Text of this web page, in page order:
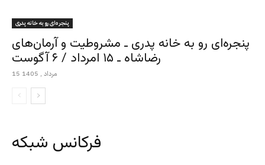
پنجره‌ای رو به خانه پدری
پنجره‌ای رو به خانه پدری ـ مشروطیت و آرمان‌های
رضاشاه ـ ۱۵ امرداد / ۶ آگوست
15 مرداد , 1405
فرکانس شبکه